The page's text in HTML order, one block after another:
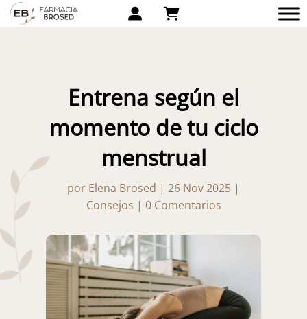
Entrena según el
momento de tu ciclo
menstrual
por Elena Brosed | 26 Nov 2025 |
Consejos | 0 Comentarios